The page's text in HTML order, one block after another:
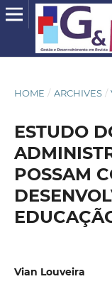
HOME / ARCHIVES /
ESTUDO
POSSAM
Vian Louveira